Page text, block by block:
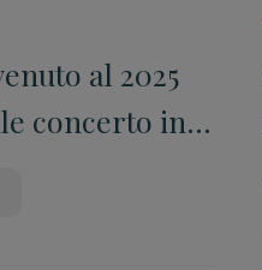
al 2025
concerto in